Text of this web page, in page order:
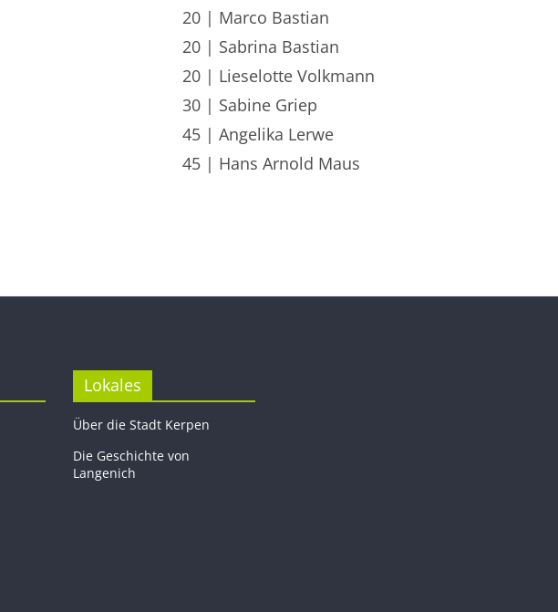
20 | Marco Bastian
20 | Sabrina Bastian
20 | Lieselotte Volkmann
30 | Sabine Griep
45 | Angelika Lerwe
45 | Hans Arnold Maus
Lokales
Über die Stadt Kerpen
Die Geschichte von
Langenich